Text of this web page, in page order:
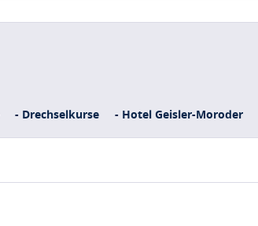
- Drechselkurse - Hotel Geisler-Moroder